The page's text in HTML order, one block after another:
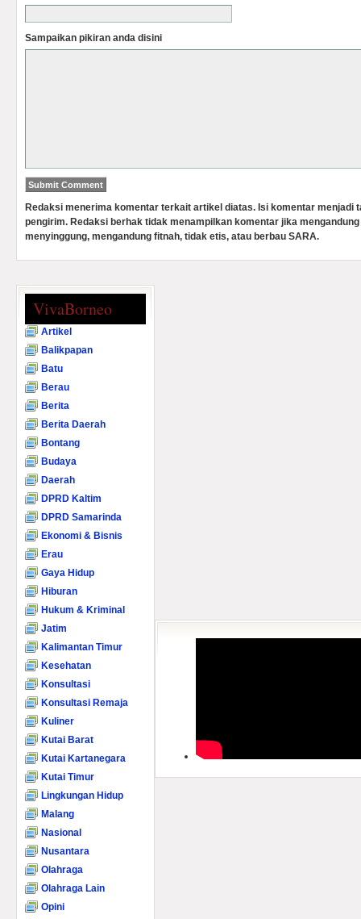
Sampaikan pikiran anda disini
Redaksi menerima komentar terkait artikel diatas. Isi komentar menjadi
pengirim. Redaksi berhak tidak menampilkan komentar jika
menyinggung, mengandung fitnah, tidak etis, atau berbau SARA.
VivaBorneo
Artikel
Balikpapan
Batu
Berau
Berita
Berita Daerah
Bontang
Budaya
Daerah
DPRD Kaltim
DPRD Samarinda
Ekonomi & Bisnis
Erau
Gaya Hidup
Hiburan
Hukum & Kriminal
Jatim
Kalimantan Timur
Kesehatan
Konsultasi
Konsultasi Remaja
Kuliner
Kutai Barat
Kutai Kartanegara
Kutai Timur
Lingkungan Hidup
Malang
Nasional
Nusantara
Olahraga
Olahraga Lain
Opini